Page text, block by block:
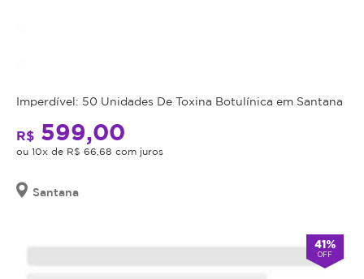
Imperdível: 50 Unidades De Toxina Botulínica em Santana
R$ 599,00
ou 10x de R$ 66,68 com juros
Santana
41%
OFF